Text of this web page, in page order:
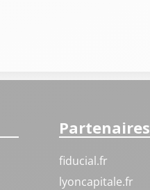
Partenaires
fiducial.fr
lyoncapitale.fr